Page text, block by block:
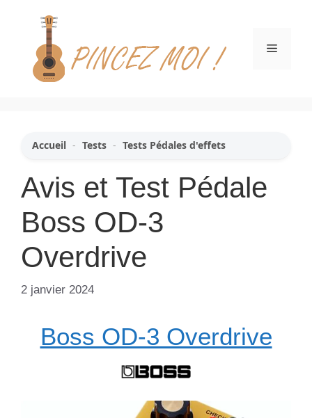
contenu
Menu
Accueil - Tests - Tests Pédales d'effets
Avis et Test Pédale
Boss OD-3
Overdrive
2 janvier 2024
Boss OD-3 Overdrive